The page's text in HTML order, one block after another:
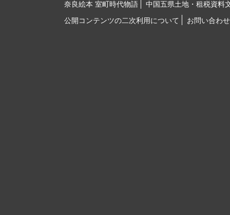
奈良絵本 室町時代物語
中国五県土地・租税資料
公開コンテンツの二次利用について
お問い合わせ